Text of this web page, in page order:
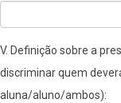
V. Definição sobre a
discriminar quem
aluna/aluno/ambos):